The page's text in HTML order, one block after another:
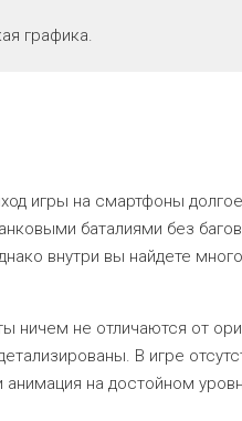
графика.
игры на смартфоны
баталиями без
внутри вы найдете
ничем не отличаются от
В игре
на достойном